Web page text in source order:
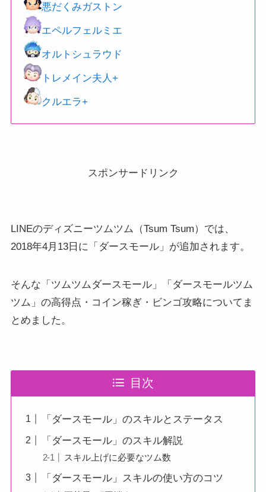
悪だくみガストン
エペルフェルミエ
オルトシュラウド
トレメイン夫人+
クルエラ+
スポンサードリンク
LINEのディズニーツムツム（Tsum Tsum）では、
2018年4月13日に「ダースモール」が追加されます。
そんな「ツムツムダースモール」「ダースモールツム
ツム」の高得点・コイン稼ぎ・ビンゴ攻略についてま
とめました。
目次
「ダースモール」のスキルとステータス
「ダースモール」のスキル解説
スキル上げに必要なツム数
「ダースモール」スキルの使い方のコツ